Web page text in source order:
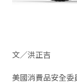
文／洪正吉
美國消費品安全